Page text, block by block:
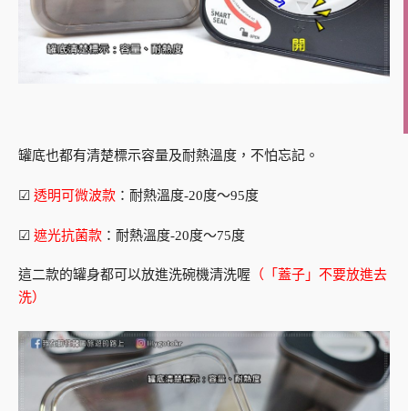
罐底也都有清楚標示容量及耐熱溫度，不怕忘記。
☑ 透明可微波款 ：耐熱溫度-20度～95度
☑ 遮光抗菌款 ：耐熱溫度-20度～75度
這二款的罐身都可以放進洗碗機清洗喔 （「蓋子」不要放進去
洗）